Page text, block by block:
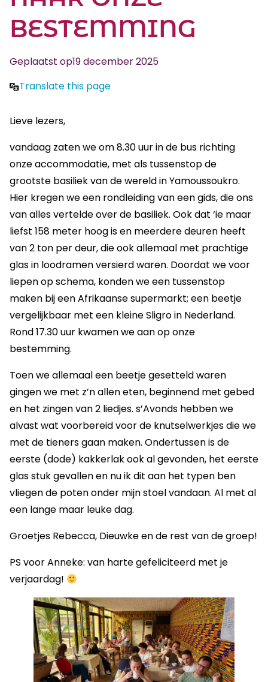
BESTEMMING
Geplaatst op19 december 2025
Translate this page
Lieve lezers,
vandaag zaten we om 8.30 uur in de bus richting
onze accommodatie, met als tussenstop de
grootste basiliek van de wereld in Yamoussoukro.
Hier kregen we een rondleiding van een gids, die ons
van alles vertelde over de basiliek. Ook dat ‘ie maar
liefst 158 meter hoog is en meerdere deuren heeft
van 2 ton per deur, die ook allemaal met prachtige
glas in loodramen versierd waren. Doordat we voor
liepen op schema, konden we een tussenstop
maken bij een Afrikaanse supermarkt; een beetje
vergelijkbaar met een kleine Sligro in Nederland.
Rond 17.30 uur kwamen we aan op onze
bestemming.
Toen we allemaal een beetje gesetteld waren
gingen we met z’n allen eten, beginnend met gebed
en het zingen van 2 liedjes. s’Avonds hebben we
alvast wat voorbereid voor de knutselwerkjes die we
met de tieners gaan maken. Ondertussen is de
eerste (dode) kakkerlak ook al gevonden, het eerste
glas stuk gevallen en nu ik dit aan het typen ben
vliegen de poten onder mijn stoel vandaan. Al met al
een lange maar leuke dag.
Groetjes Rebecca, Dieuwke en de rest van de groep!
PS voor Anneke: van harte gefeliciteerd met je
verjaardag!